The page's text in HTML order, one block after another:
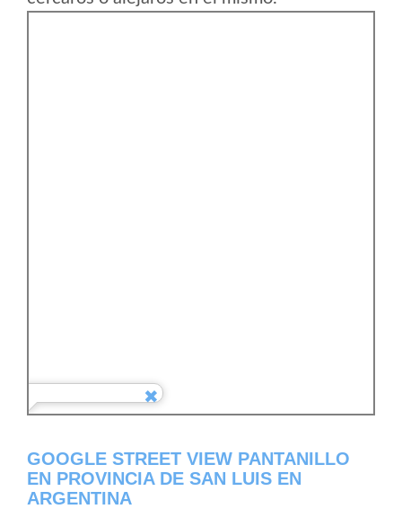
GOOGLE STREET VIEW PANTANILLO
EN PROVINCIA DE SAN LUIS EN
ARGENTINA